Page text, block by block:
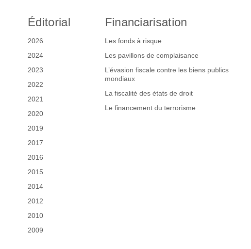
Éditorial
2026
2024
2023
2022
2021
2020
2019
2017
2016
2015
2014
2012
2010
2009
Financiarisation
Les fonds à risque
Les pavillons de complaisance
L’évasion fiscale contre les biens publics
mondiaux
La fiscalité des états de droit
Le financement du terrorisme